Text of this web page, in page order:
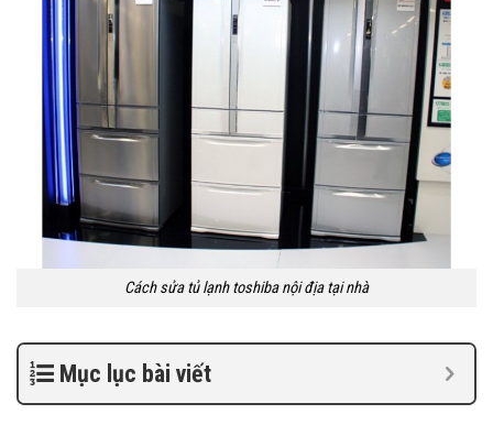
Cách sửa tủ lạnh toshiba nội địa tại nhà
Mục lục bài viết